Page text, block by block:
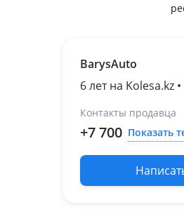
BarysAuto
6 лет на Kolesa.kz
Контакты продавца
+7 700 Показать